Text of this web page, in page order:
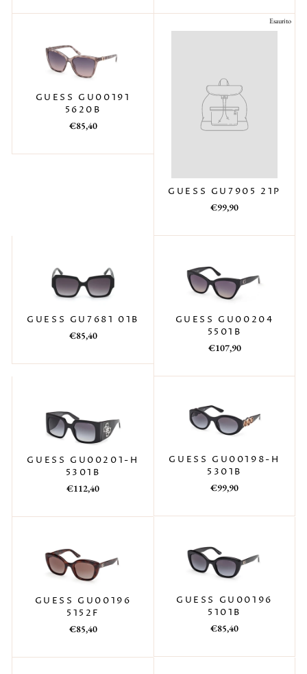
listino
listino
GUESS GU00191
5620B
Prezzo
listino
Prezzo
€85,40
Esaurito
GUESS GU7905 21P
Prezzo
listino
Prezzo
€99,90
GUESS GU7681 01B
Prezzo
listino
Prezzo
€85,40
GUESS GU00204
5501B
Prezzo
listino
Prezzo
€107,90
GUESS GU00201-H
5301B
Prezzo
listino
Prezzo
€112,40
GUESS GU00198-H
5301B
Prezzo
listino
Prezzo
€99,90
GUESS GU00196
5152F
Prezzo
listino
Prezzo
€85,40
GUESS GU00196
5101B
Prezzo
listino
Prezzo
€85,40